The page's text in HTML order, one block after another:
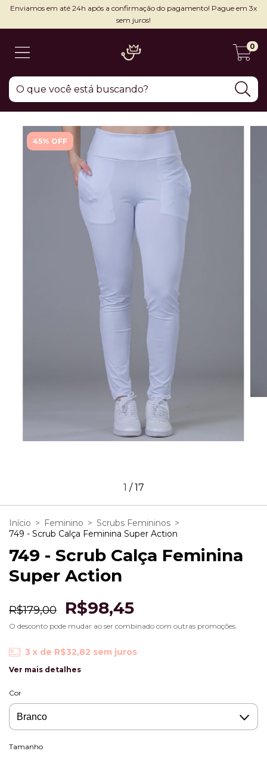
Enviamos em até 24h após a confirmação do pagamento! Pague em 3x
sem juros!
0
45% OFF
1 /17
Início > Feminino > Scrubs Femininos >
749 - Scrub Calça Feminina Super Action
749 - Scrub Calça Feminina
Super Action
R$179,00 R$98,45
O desconto pode mudar ao ser combinado com outras promoções.
3 x de R$32,82 sem juros
Ver mais detalhes
Cor
Tamanho